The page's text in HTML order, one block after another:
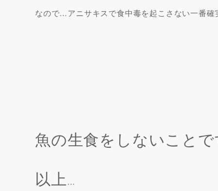
なので…アニサキスで食中毒を起こさない一番
魚の生食をしないことで
以上 …